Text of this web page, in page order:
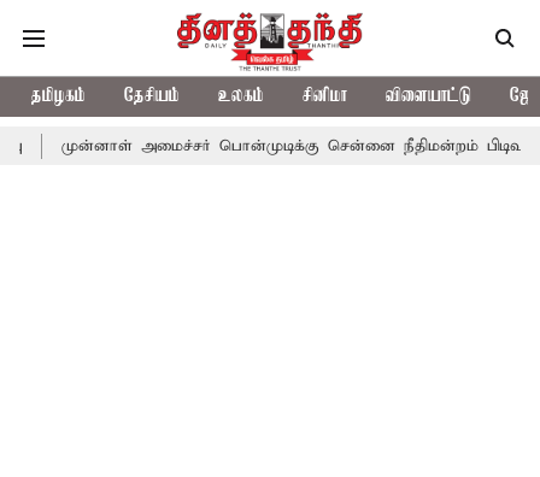
தமிழகம் தேசியம் உலகம் சினிமா விளையாட்டு
அமைச்சர் பொன்முடிக்கு சென்னை நீதிமன்றம் பிடிவாராண்ட்